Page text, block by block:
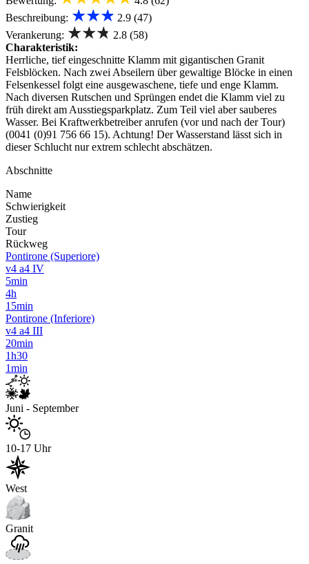
Beschreibung: ★★★ 2.9 (47)
Verankerung: ★★★ 2.8 (58)
Charakteristik:
Herrliche, tief eingeschnitte Klamm mit gigantischen Granit
Felsblöcken. Nach zwei Abseilern über gewaltige Blöcke in einen
Felsenkessel folgt eine ausgewaschene, tiefe und enge Klamm.
Nach diversen Rutschen und Sprüngen endet die Klamm viel zu
früh direkt am Ausstiegsparkplatz. Zum Teil viel aber sauberes
Wasser. Bei Kraftwerkbetreiber anrufen (vor und nach der Tour)
(0041 (0)91 756 66 15). Achtung! Der Wasserstand lässt sich in
dieser Schlucht nur extrem schlecht abschätzen.
Abschnitte
Name
Schwierigkeit
Zustieg
Tour
Rückweg
Pontirone (Superiore)
v4 a4 IV
5min
4h
15min
Pontirone (Inferiore)
v4 a4 III
20min
1h30
1min
Juni - September
10-17 Uhr
West
Granit